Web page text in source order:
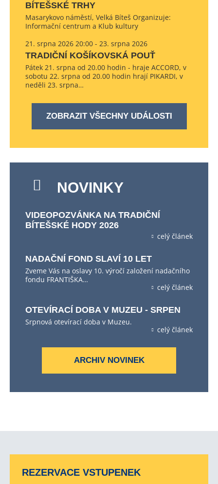
BÍTEŠSKÉ TRHY
Masarykovo náměstí, Velká Bíteš Organizuje:
Informační centrum a Klub kultury
21. srpna 2026 20:00 - 23. srpna 2026
TRADIČNÍ KOŠÍKOVSKÁ POUŤ
Pátek 21. srpna od 20.00 hodin - hraje ACCORD, v
sobotu 22. srpna od 20.00 hodin hrají PIKARDI, v
neděli 23. srpna…
ZOBRAZIT VŠECHNY UDÁLOSTI
NOVINKY
VIDEOPOZVÁNKA NA TRADIČNÍ
BÍTEŠSKÉ HODY 2026
celý článek
NADAČNÍ FOND SLAVÍ 10 LET
Zveme Vás na oslavy 10. výročí založení nadačního
fondu FRANTIŠKA…
celý článek
OTEVÍRACÍ DOBA V MUZEU - SRPEN
Srpnová otevírací doba v Muzeu.
celý článek
ARCHIV NOVINEK
REZERVACE VSTUPENEK